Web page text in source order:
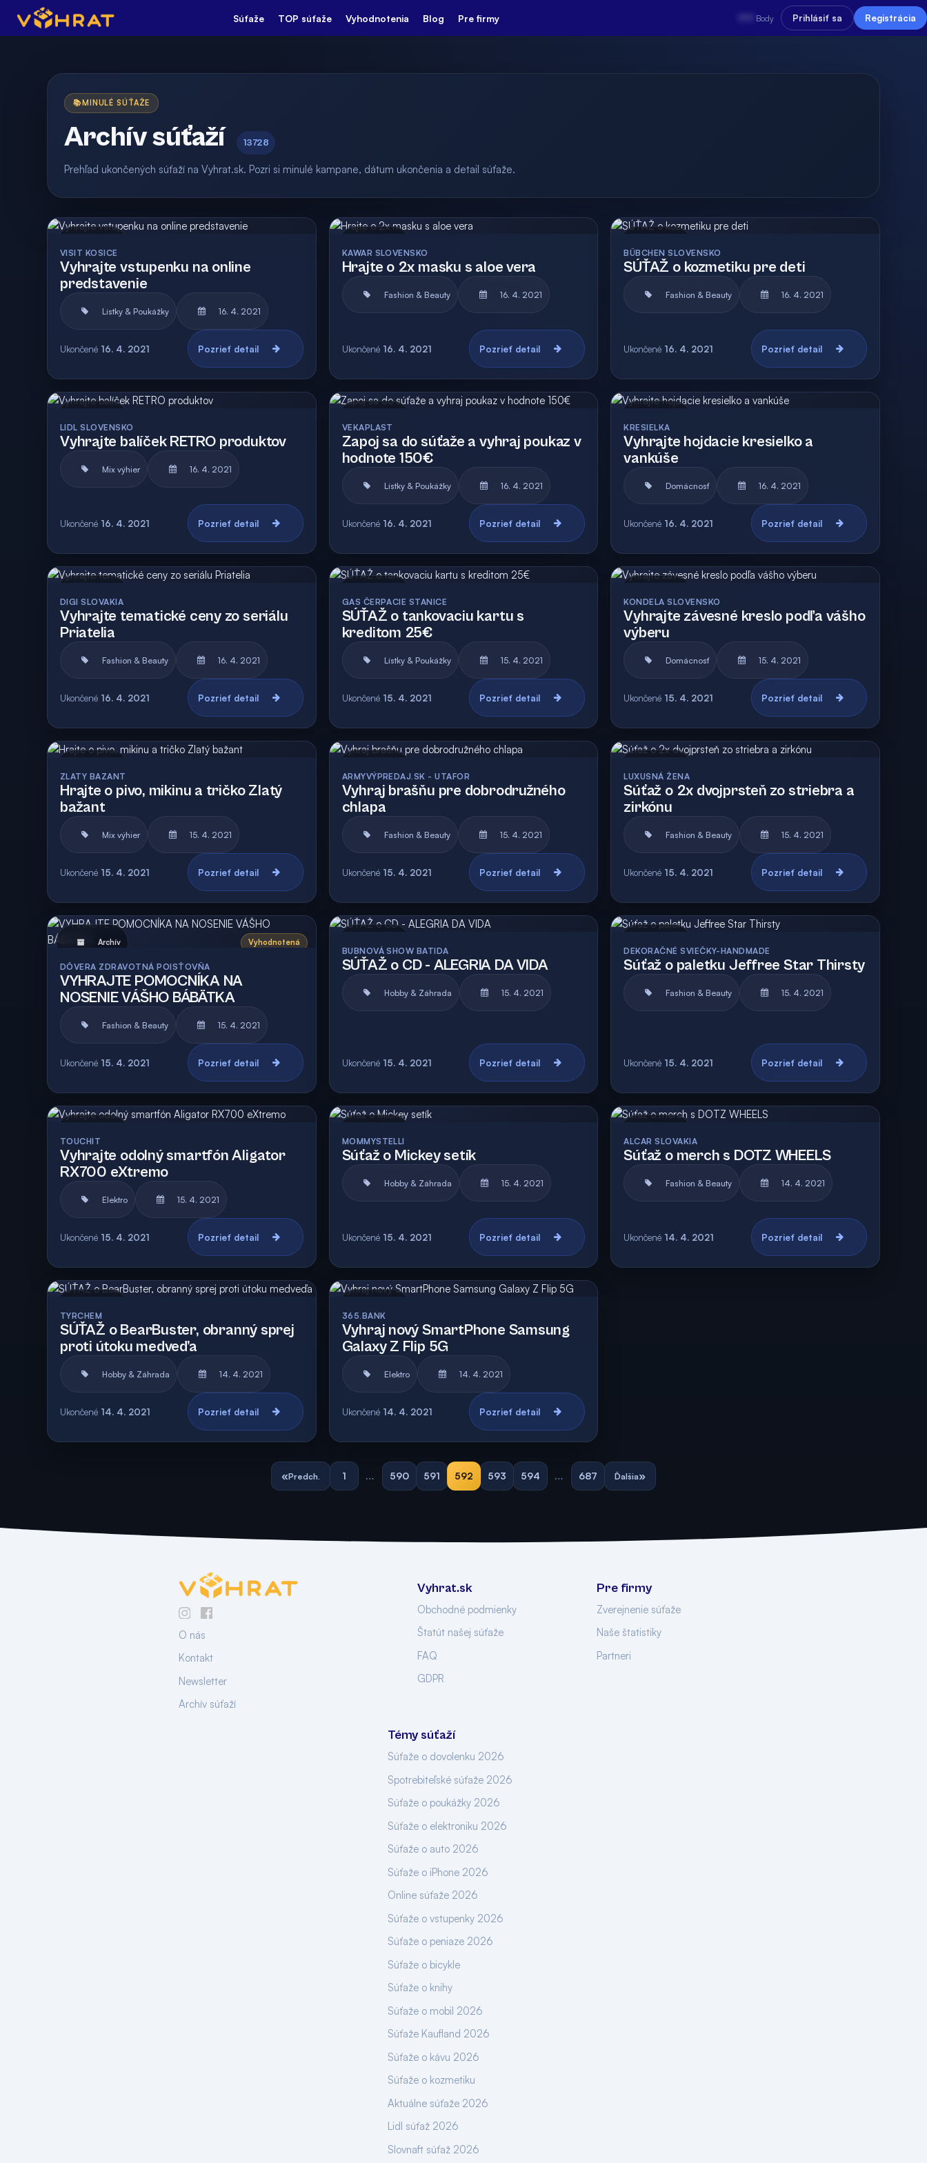
Súťaže TOP súťaže Vyhodnotenia Blog Pre firmy Body Prihlásiť sa Registrácia
📚 MINULÉ SÚŤAŽE
Archív súťaží 13728
Prehľad ukončených súťaží na Vyhrat.sk. Pozri si minulé kampane, dátum ukončenia a detail súťaže.
VISIT KOSICE
Vyhrajte vstupenku na online
predstavenie
Lístky & Poukážky 16. 4. 2021
Ukončené 16. 4. 2021 Pozrieť detail
KAWAR SLOVENSKO
Hrajte o 2x masku s aloe vera
Fashion & Beauty 16. 4. 2021
Ukončené 16. 4. 2021 Pozrieť detail
BÜBCHEN SLOVENSKO
SÚŤAŽ o kozmetiku pre deti
Fashion & Beauty 16. 4. 2021
Ukončené 16. 4. 2021 Pozrieť detail
LIDL SLOVENSKO
Vyhrajte balíček RETRO produktov
Mix výhier 16. 4. 2021
Ukončené 16. 4. 2021 Pozrieť detail
VEKAPLAST
Zapoj sa do súťaže a vyhraj poukaz v
hodnote 150€
Lístky & Poukážky 16. 4. 2021
Ukončené 16. 4. 2021 Pozrieť detail
KRESIELKA
Vyhrajte hojdacie kresielko a
vankúše
Domácnosť 16. 4. 2021
Ukončené 16. 4. 2021 Pozrieť detail
DIGI SLOVAKIA
Vyhrajte tematické ceny zo seriálu
Priatelia
Fashion & Beauty 16. 4. 2021
Ukončené 16. 4. 2021 Pozrieť detail
GAS ČERPACIE STANICE
SÚŤAŽ o tankovaciu kartu s
kreditom 25€
Lístky & Poukážky 15. 4. 2021
Ukončené 15. 4. 2021 Pozrieť detail
KONDELA SLOVENSKO
Vyhrajte závesné kreslo podľa vášho
výberu
Domácnosť 15. 4. 2021
Ukončené 15. 4. 2021 Pozrieť detail
ZLATY BAZANT
Hrajte o pivo, mikinu a tričko Zlatý
bažant
Mix výhier 15. 4. 2021
Ukončené 15. 4. 2021 Pozrieť detail
ARMYVÝPREDAJ.SK - UTAFOR
Vyhraj brašňu pre dobrodružného
chlapa
Fashion & Beauty 15. 4. 2021
Ukončené 15. 4. 2021 Pozrieť detail
LUXUSNÁ ŽENA
Súťaž o 2x dvojprsteň zo striebra a
zirkónu
Fashion & Beauty 15. 4. 2021
Ukončené 15. 4. 2021 Pozrieť detail
Archív Vyhodnotená
DÔVERA ZDRAVOTNÁ POISŤOVŇA
VYHRAJTE POMOCNÍKA NA
NOSENIE VÁŠHO BÁBÄTKA
Fashion & Beauty 15. 4. 2021
Ukončené 15. 4. 2021 Pozrieť detail
BUBNOVÁ SHOW BATIDA
SÚŤAŽ o CD - ALEGRIA DA VIDA
Hobby & Záhrada 15. 4. 2021
Ukončené 15. 4. 2021 Pozrieť detail
DEKORAČNÉ SVIEČKY-HANDMADE
Súťaž o paletku Jeffree Star Thirsty
Fashion & Beauty 15. 4. 2021
Ukončené 15. 4. 2021 Pozrieť detail
TOUCHIT
Vyhrajte odolný smartfón Aligator
RX700 eXtremo
Elektro 15. 4. 2021
Ukončené 15. 4. 2021 Pozrieť detail
MOMMYSTELLI
Súťaž o Mickey setík
Hobby & Záhrada 15. 4. 2021
Ukončené 15. 4. 2021 Pozrieť detail
ALCAR SLOVAKIA
Súťaž o merch s DOTZ WHEELS
Fashion & Beauty 14. 4. 2021
Ukončené 14. 4. 2021 Pozrieť detail
TYRCHEM
SÚŤAŽ o BearBuster, obranný sprej
proti útoku medveďa
Hobby & Záhrada 14. 4. 2021
Ukončené 14. 4. 2021 Pozrieť detail
365.BANK
Vyhraj nový SmartPhone Samsung
Galaxy Z Flip 5G
Elektro 14. 4. 2021
Ukončené 14. 4. 2021 Pozrieť detail
«Predch. 1 … 590 591 592 593 594 … 687 Ďalšia»
O nás
Kontakt
Newsletter
Archív súťaží
Vyhrat.sk
Obchodné podmienky
Štatút našej súťaže
FAQ
GDPR
Pre firmy
Zverejnenie súťaže
Naše štatistiky
Partneri
Témy súťaží
Súťaže o dovolenku 2026
Spotrebiteľské súťaže 2026
Súťaže o poukážky 2026
Súťaže o elektroniku 2026
Súťaže o auto 2026
Súťaže o iPhone 2026
Online súťaže 2026
Súťaže o vstupenky 2026
Súťaže o peniaze 2026
Súťaže o bicykle
Súťaže o knihy
Súťaže o mobil 2026
Súťaže Kaufland 2026
Súťaže o kávu 2026
Súťaže o kozmetiku
Aktuálne súťaže 2026
Lidl súťaž 2026
Slovnaft súťaž 2026